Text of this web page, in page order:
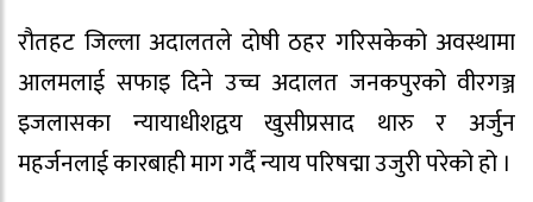
रौतहट जिल्ला अदालतले दोषी ठहर गरिसकेको अवस्थामा
आलमलाई सफाइ दिने उच्च अदालत जनकपुरको वीरगञ्ज
इजलासका न्यायाधीशद्वय खुसीप्रसाद थारु र अर्जुन
महर्जनलाई कारबाही माग गर्दै न्याय परिषद्मा उजुरी परेको हो ।